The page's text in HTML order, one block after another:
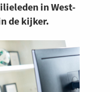
in West-
de kijker.